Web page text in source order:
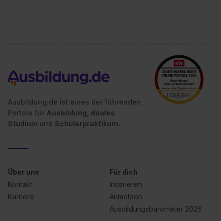
bestimmte Verwendungszwecke zulassen, triff deine
Auswahl über die Checkboxen und klick auf „Auswahl
erlauben“. Die Einwilligung zur Platzierung von Cookies
der Kategorien „Präferenzen“, „Statistiken“ und „Social
Media und Marketing“ umfasst hierbei die Einwilligung
zur Übermittlung deiner Daten in die USA (Art. 49 Abs. 1
Wirkung für die Zukunft ganz oder teilweise über unsere
einzelnen Cookies findest du durch Klick auf „Details
zeigen“. Weitere Informationen:Datenschutzerklärung
Ausbildung.de ist eines der führenden
Portale für Ausbildung, duales
Studium und Schülerpraktikum.
Über uns
Kontakt
Karriere
Für dich
Inserieren
Anmelden
Ausbildungsbarometer 2026